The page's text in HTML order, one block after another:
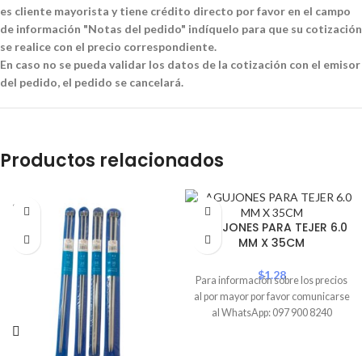
es cliente mayorista y tiene crédito directo por favor en el campo
de información "Notas del pedido" indíquelo para que su cotización
se realice con el precio correspondiente.
En caso no se pueda validar los datos de la cotización con el emisor
del pedido, el pedido se cancelará.
Productos relacionados
SOLD
OUT
AGUJONES PARA TEJER 6.0
MM X 35CM
$1.28
Para información sobre los precios
al por mayor por favor comunicarse
al WhatsApp: 097 900 8240